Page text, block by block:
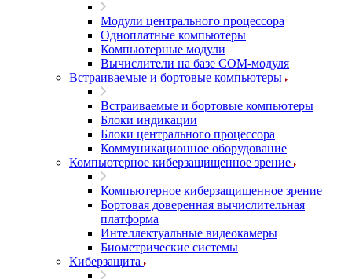
Модули центрального процессора
Одноплатные компьютеры
Компьютерные модули
Вычислители на базе COM-модуля
Встраиваемые и бортовые компьютеры
Встраиваемые и бортовые компьютеры
Блоки индикации
Блоки центрального процессора
Коммуникационное оборудование
Компьютерное киберзащищенное зрение
Компьютерное киберзащищенное зрение
Бортовая доверенная вычислительная
платформа
Интеллектуальные видеокамеры
Биометрические системы
Киберзащита